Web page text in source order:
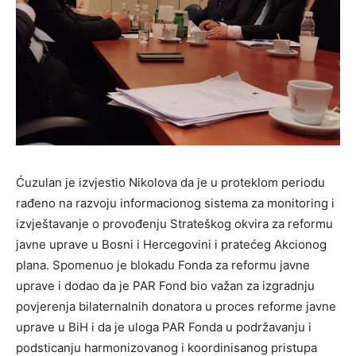
Ćuzulan je izvjestio Nikolova da je u proteklom periodu
rađeno na razvoju informacionog sistema za monitoring i
izvještavanje o provođenju Strateškog okvira za reformu
javne uprave u Bosni i Hercegovini i pratećeg Akcionog
plana. Spomenuo je blokadu Fonda za reformu javne
uprave i dodao da je PAR Fond bio važan za izgradnju
povjerenja bilaternalnih donatora u proces reforme javne
uprave u BiH i da je uloga PAR Fonda u podržavanju i
podsticanju harmonizovanog i koordinisanog pristupa